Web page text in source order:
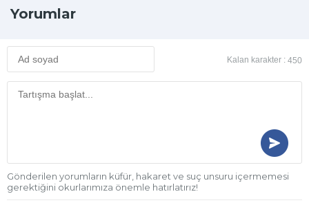
Yorumlar
Kalan karakter : 450
Gönderilen yorumların küfür, hakaret ve suç unsuru içermemesi
gerektiğini okurlarımıza önemle hatırlatırız!